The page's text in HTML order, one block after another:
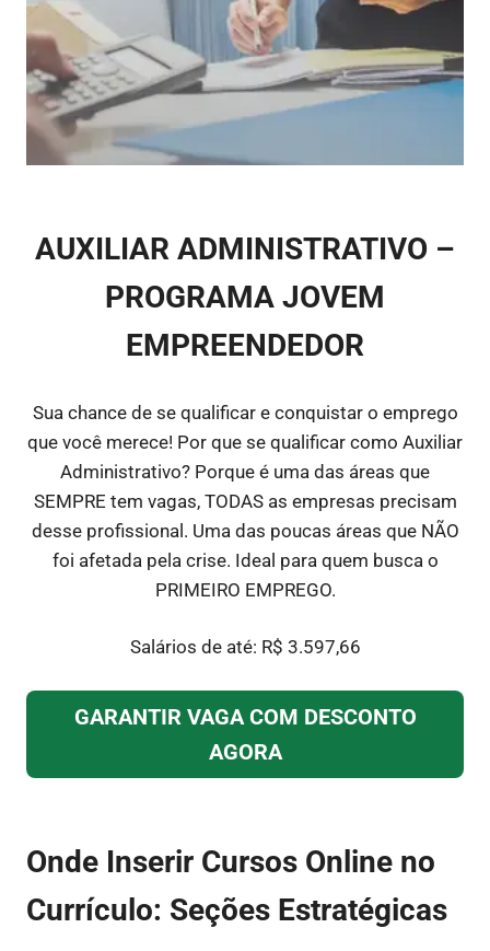
AUXILIAR ADMINISTRATIVO –
PROGRAMA JOVEM
EMPREENDEDOR
Sua chance de se qualificar e conquistar o emprego
que você merece! Por que se qualificar como Auxiliar
Administrativo? Porque é uma das áreas que
SEMPRE tem vagas, TODAS as empresas precisam
desse profissional. Uma das poucas áreas que NÃO
foi afetada pela crise. Ideal para quem busca o
PRIMEIRO EMPREGO.
Salários de até: R$ 3.597,66
GARANTIR VAGA COM DESCONTO
AGORA
Onde Inserir Cursos Online no
Currículo: Seções Estratégicas